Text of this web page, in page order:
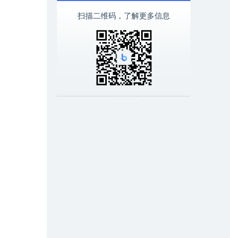
扫描二维码，了解更多信息